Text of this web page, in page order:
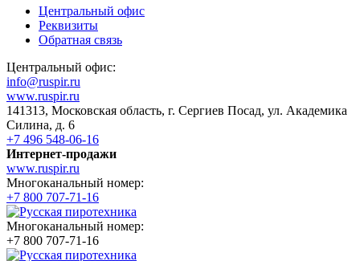
Центральный офис
Реквизиты
Обратная связь
Центральный офис:
info@ruspir.ru
www.ruspir.ru
141313, Московская область, г. Сергиев Посад, ул. Академика
Силина, д. 6
+7 496 548-06-16
Интернет-продажи
www.ruspir.ru
Многоканальный номер:
+7 800 707-71-16
Многоканальный номер:
+7 800 707-71-16